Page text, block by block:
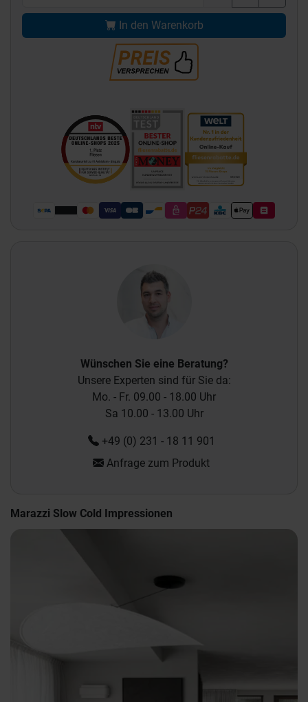
In den Warenkorb
Wünschen Sie eine Beratung?
Unsere Experten sind für Sie da:
Mo. - Fr. 09.00 - 18.00 Uhr
Sa 10.00 - 13.00 Uhr
+49 (0) 231 - 18 11 901
Anfrage zum Produkt
Marazzi Slow Cold Impressionen